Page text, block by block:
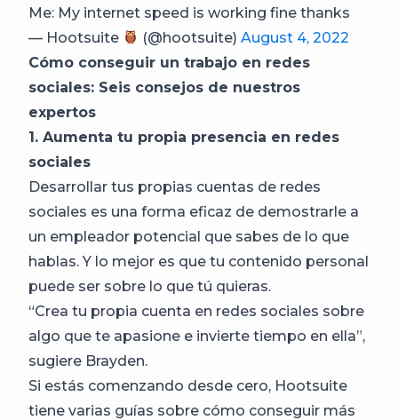
Me: My internet speed is working fine thanks
— Hootsuite
(@hootsuite)August 4, 2022
Cómo conseguir un trabajo en redes
sociales: Seis consejos de nuestros
expertos
1. Aumenta tu propia presencia en redes
sociales
Desarrollar tus propias cuentas de redes
sociales es una forma eficaz de demostrarle a
un empleador potencial que sabes de lo que
hablas. Y lo mejor es que tu contenido personal
puede ser sobre lo que tú quieras.
“Crea tu propia cuenta en redes sociales sobre
algo que te apasione e invierte tiempo en ella”,
sugiere Brayden.
Si estás comenzando desde cero, Hootsuite
tiene varias guías sobre cómo conseguir más